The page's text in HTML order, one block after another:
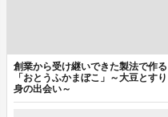
創業から受け継いできた製法で作る
「おとうふかまぼこ」～大豆とすり
身の出会い～